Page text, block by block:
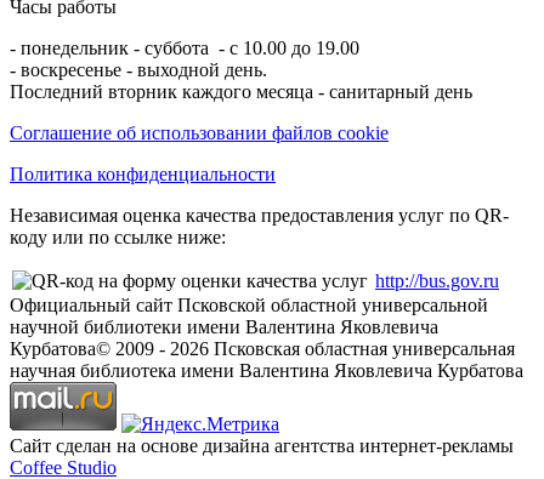
Часы работы
- понедельник - суббота - с 10.00 до 19.00
- воскресенье - выходной день.
Последний вторник каждого месяца - санитарный день
Соглашение об использовании файлов cookie
Политика конфиденциальности
Независимая оценка качества предоставления услуг по QR-
коду или по ссылке ниже:
http://bus.gov.ru
Официальный сайт Псковской областной универсальной
научной библиотеки имени Валентина Яковлевича
Курбатова© 2009 - 2026 Псковская областная универсальная
научная библиотека имени Валентина Яковлевича Курбатова
Сайт сделан на основе дизайна агентства интернет-рекламы
Coffee Studio